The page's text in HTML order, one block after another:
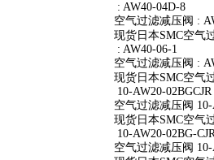
: AW40-04D-8
空气过滤减压阀 :
现货日本SMC空气
: AW40-06-1
空气过滤减压阀 :
现货日本SMC空气
10-AW20-02BGCJR
空气过滤减压阀 10-
现货日本SMC空气
10-AW20-02BG-
空气过滤减压阀 10-